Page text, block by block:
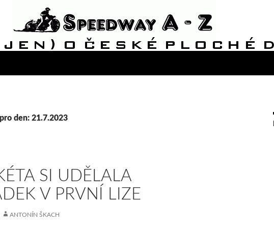
den: 21.7.2023
SI UDĚLALA
V PRVNÍ LIZE
ANTONÍN ŠKACH